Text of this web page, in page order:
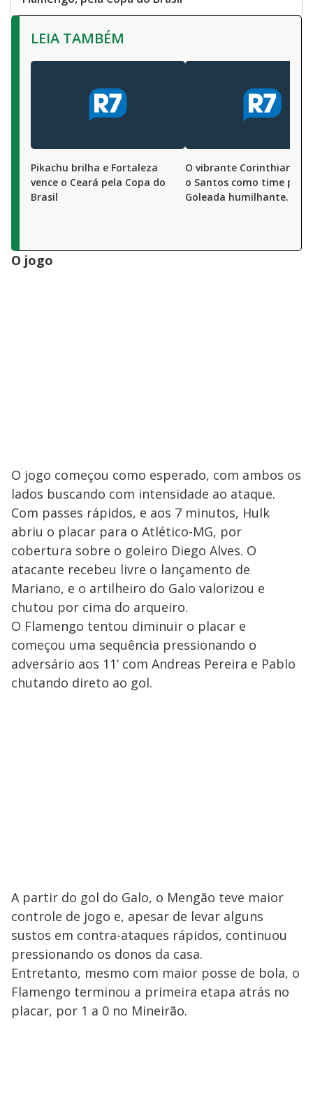
LEIA TAMBÉM
Pikachu brilha e Fortaleza
vence o Ceará pela Copa do
Brasil
O vibrante Corinthians
o Santos como time
Goleada humilhante. 4 a
O jogo
O jogo começou como esperado, com ambos os
lados buscando com intensidade ao ataque.
Com passes rápidos, e aos 7 minutos, Hulk
abriu o placar para o Atlético-MG, por
cobertura sobre o goleiro Diego Alves. O
atacante recebeu livre o lançamento de
Mariano, e o artilheiro do Galo valorizou e
chutou por cima do arqueiro.
O Flamengo tentou diminuir o placar e
começou uma sequência pressionando o
adversário aos 11’ com Andreas Pereira e Pablo
chutando direto ao gol.
A partir do gol do Galo, o Mengão teve maior
controle de jogo e, apesar de levar alguns
sustos em contra-ataques rápidos, continuou
pressionando os donos da casa.
Entretanto, mesmo com maior posse de bola, o
Flamengo terminou a primeira etapa atrás no
placar, por 1 a 0 no Mineirão.